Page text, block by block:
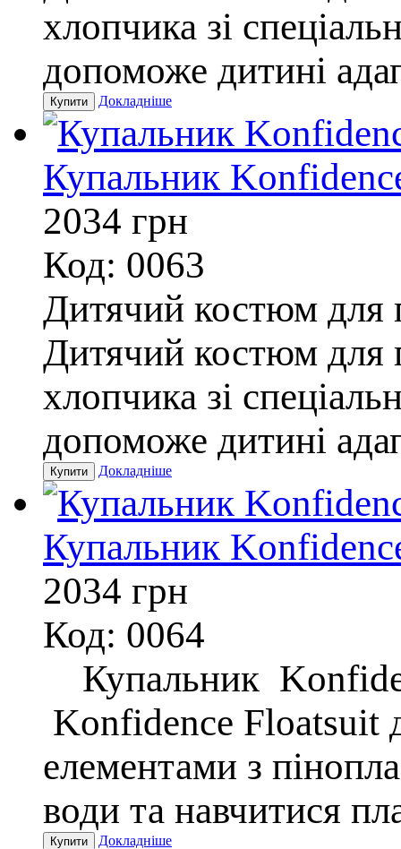
хлопчика зі
допоможе дитині
Докладніше
Купальник
2034 грн
Код: 0063
Дитячий костюм
Дитячий костюм
хлопчика зі
допоможе дитині
Докладніше
Купальник
2034 грн
Код: 0064
Купальник
Konfidence Floatsuit
елементами з
води та навчитися
Докладніше